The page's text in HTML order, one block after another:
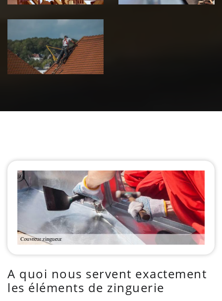
Urgence fuite
de toiture 39
Jura
A quoi nous servent exactement
les éléments de zinguerie